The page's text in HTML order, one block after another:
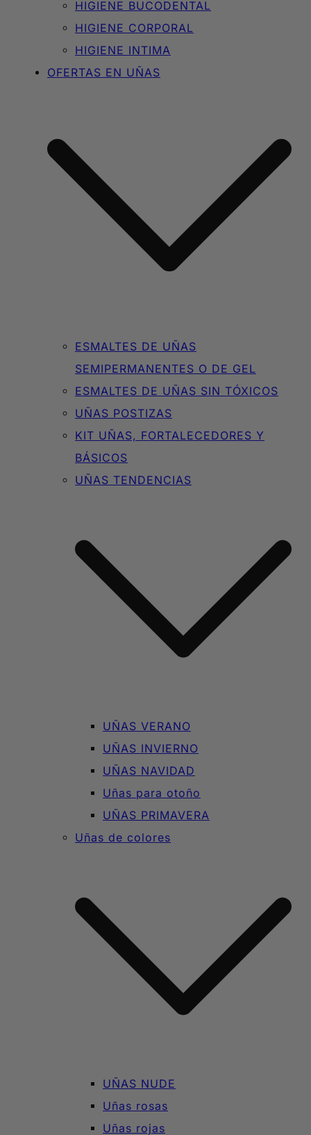
HIGIENE BUCODENTAL
HIGIENE CORPORAL
HIGIENE INTIMA
OFERTAS EN UÑAS
ESMALTES DE UÑAS
SEMIPERMANENTES O DE GEL
ESMALTES DE UÑAS SIN TÓXICOS
UÑAS POSTIZAS
KIT UÑAS, FORTALECEDORES Y
BÁSICOS
UÑAS TENDENCIAS
UÑAS VERANO
UÑAS INVIERNO
UÑAS NAVIDAD
Uñas para otoño
UÑAS PRIMAVERA
Uñas de colores
UÑAS NUDE
Uñas rosas
Uñas rojas